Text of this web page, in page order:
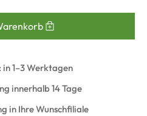
in 1–3 Werktagen
innerhalb 14 Tage
in Ihre Wunschfiliale